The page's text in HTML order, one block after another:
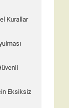
Kurallar
Eksiksiz